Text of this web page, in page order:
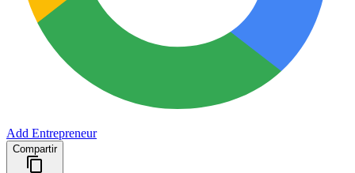
Add Entrepreneur
Compartir